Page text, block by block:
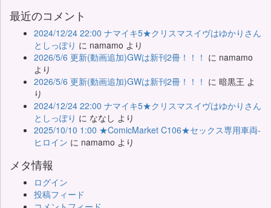
最近のコメント
2024/12/24 22:00 ナマイキ5★クリスマスイヴはゆかりさん
としっぽり に namamo より
2026/5/6 更新(動画追加)GWは新刊2冊！！！ に namamo
より
2026/5/6 更新(動画追加)GWは新刊2冊！！！ に 暗黒王 よ
り
2024/12/24 22:00 ナマイキ5★クリスマスイヴはゆかりさん
としっぽり に ななし より
2025/10/10 1:00 ★ComicMarket C106★セックス専用車両-
ヒロイン に namamo より
メタ情報
ログイン
投稿フィード